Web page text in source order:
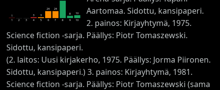
1
1
2 3
3
4
3
5
24
6
24
7 8
8
9
10
10
Aartomaa. Sidottu, kansipaperi.
2. painos: Kirjayhtymä, 1975.
Science fiction -sarja. Päällys: Piotr Tomaszewski.
Sidottu, kansipaperi.
(2. laitos: Uusi kirjakerho, 1975. Päällys: Jorma Piironen.
Sidottu, kansipaperi.) 3. painos: Kirjayhtymä, 1981.
Science fiction -sarja. Päällys: Piotr Tomaszewski (sama